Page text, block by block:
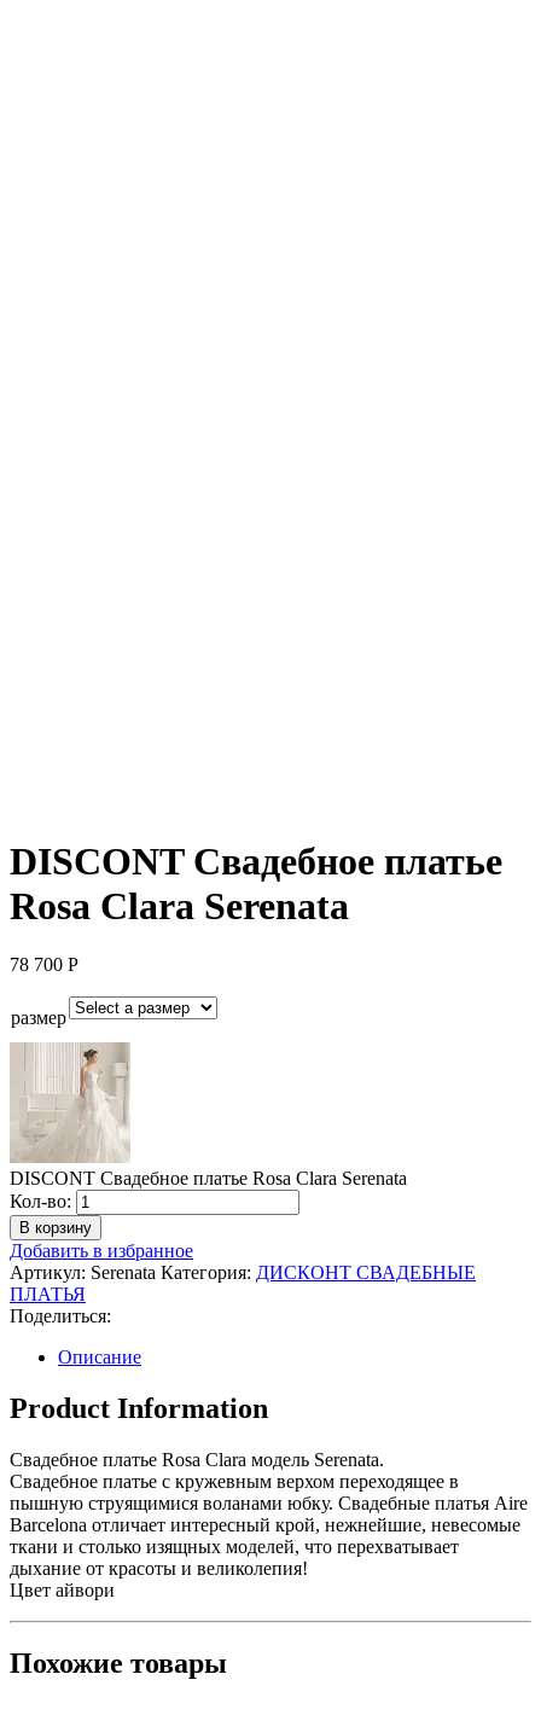
DISCONT Свадебное платье
Rosa Clara Serenata
78 700 Р
размер
DISCONT Свадебное платье Rosa Clara Serenata
Кол-во: Количество
DISCONT
Свадебное
платье
Rosa
Clara
Serenata
В корзину
Добавить в избранное
Артикул: Serenata Категория: ДИСКОНТ СВАДЕБНЫЕ
ПЛАТЬЯ
Поделиться:
Описание
Product Information
Свадебное платье Rosa Clara модель Serenata.
Свадебное платье с кружевным верхом переходящее в
пышную струящимися воланами юбку. Свадебные платья Aire
Barcelona отличает интересный крой, нежнейшие, невесомые
ткани и столько изящных моделей, что перехватывает
дыхание от красоты и великолепия!
Цвет айвори
Похожие товары